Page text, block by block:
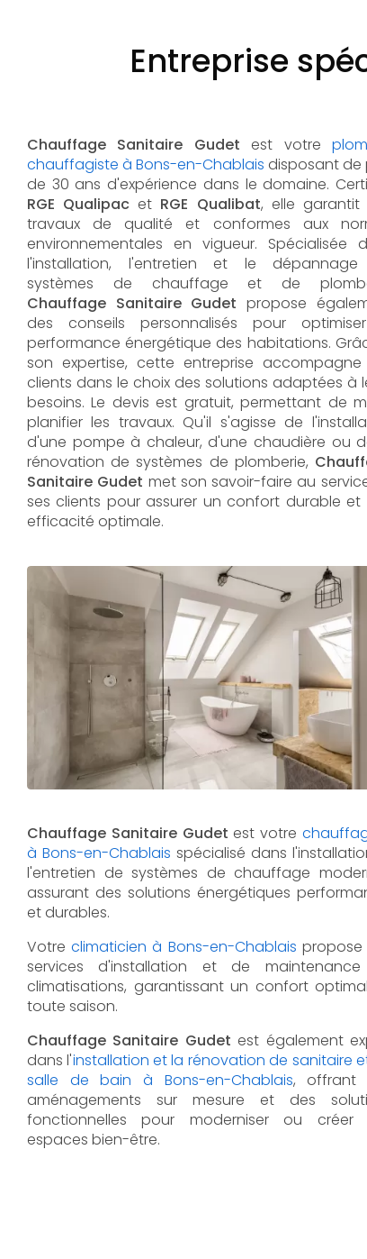
Entreprise
Chauffage Sanitaire Gudet est votre
chauffagiste à Bons-en-Chablais disposant de
de 30 ans d'expérience dans le domaine.
RGE Qualipac et RGE Qualibat, elle garantit
travaux de qualité et conformes aux
environnementales en vigueur. Spécialisée
l'installation, l'entretien et le
systèmes de chauffage et de
Chauffage Sanitaire Gudet propose
des conseils personnalisés pour
performance énergétique des habitations.
son expertise, cette entreprise accompagne
clients dans le choix des solutions adaptées à
besoins. Le devis est gratuit, permettant de
planifier les travaux. Qu'il s'agisse de
d'une pompe à chaleur, d'une chaudière ou
rénovation de systèmes de plomberie,
Sanitaire Gudet met son savoir-faire au
ses clients pour assurer un confort durable et
efficacité optimale.
Chauffage Sanitaire Gudet est votre
à Bons-en-Chablais spécialisé dans
l'entretien de systèmes de chauffage
assurant des solutions énergétiques
et durables.
Votreclimaticien à Bons-en-Chablais propose
services d'installation et de
climatisations, garantissant un confort
toute saison.
Chauffage Sanitaire Gudet est également
dans l'installation et la rénovation de sanitaire
salle de bain à Bons-en-Chablais, offrant
aménagements sur mesure et des
fonctionnelles pour moderniser ou créer
espaces bien-être.